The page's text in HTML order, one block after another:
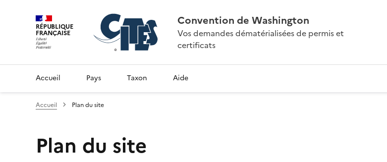
RÉPUBLIQUE
FRANÇAISE
Convention de Washington
Vos demandes dématérialisées de permis et
certificats
Accueil Pays Taxon Aide
Accueil Plan du site
Plan du site